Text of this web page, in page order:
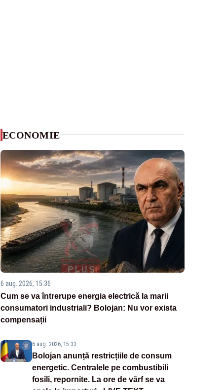
ECONOMIE
6 aug. 2026, 15:36
Cum se va întrerupe energia electrică la marii
consumatori industriali? Bolojan: Nu vor exista
compensații
6 aug. 2026, 15:33
Bolojan anunță restricțiile de consum
energetic. Centralele pe combustibili
fosili, repornite. La ore de vârf se va